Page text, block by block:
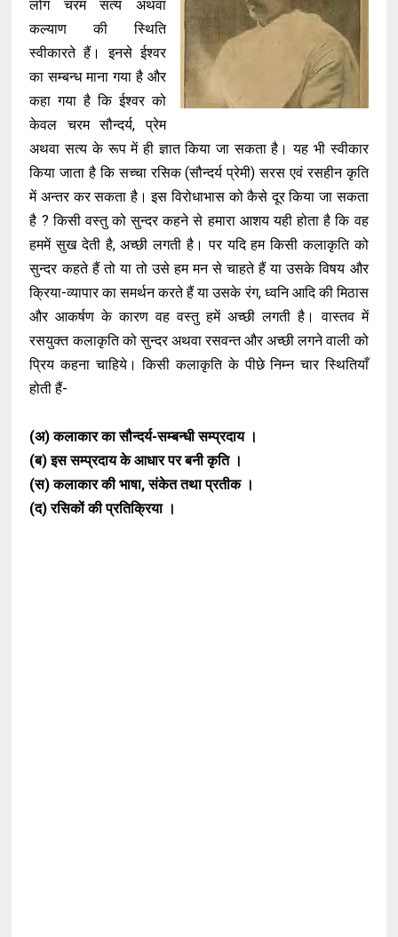
लोग चरम सत्य अथवा
कल्याण की स्थिति
स्वीकारते हैं। इनसे ईश्वर
का सम्बन्ध माना गया है और
कहा गया है कि ईश्वर को
केवल चरम सौन्दर्य, प्रेम
अथवा सत्य के रूप में ही ज्ञात किया जा सकता है। यह भी स्वीकार
किया जाता है कि सच्चा रसिक (सौन्दर्य प्रेमी) सरस एवं रसहीन कृति
में अन्तर कर सकता है। इस विरोधाभास को कैसे दूर किया जा सकता
है ? किसी वस्तु को सुन्दर कहने से हमारा आशय यही होता है कि वह
हममें सुख देती है, अच्छी लगती है। पर यदि हम किसी कलाकृति को
सुन्दर कहते हैं तो या तो उसे हम मन से चाहते हैं या उसके विषय और
क्रिया-व्यापार का समर्थन करते हैं या उसके रंग, ध्वनि आदि की मिठास
और आकर्षण के कारण वह वस्तु हमें अच्छी लगती है। वास्तव में
रसयुक्त कलाकृति को सुन्दर अथवा रसवन्त और अच्छी लगने वाली को
प्रिय कहना चाहिये। किसी कलाकृति के पीछे निम्न चार स्थितियाँ
होती हैं-
(अ) कलाकार का सौन्दर्य-सम्बन्धी सम्प्रदाय ।
(ब) इस सम्प्रदाय के आधार पर बनी कृति ।
(स) कलाकार की भाषा, संकेत तथा प्रतीक ।
(द) रसिकों की प्रतिक्रिया ।